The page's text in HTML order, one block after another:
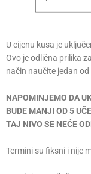
U cijenu kusa je
Ovo je odlična prilika
način naučite jedan
NAPOMINJEMO DA
BUDE MANJI OD 5
TAJ NIVO SE NEĆE
Termini su fiksni i nije